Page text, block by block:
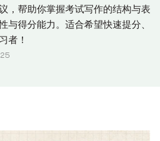
direct 📺
，帮助你掌握考试写作的结构与表
与得分能力。适合希望快速提分、
者！